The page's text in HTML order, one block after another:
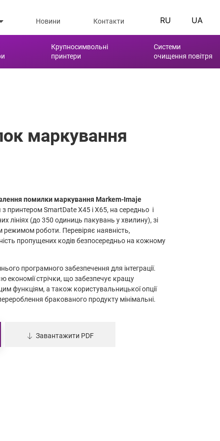
Новини Контакти RU UA
Крупносимвольні
принтери
Системи
очищення повітря
маркування
помилки маркування Markem-Imaje
принтером SmartDate X45 і X65, на середньо і
лініях (до 350 одиниць пакувань у хвилину), зі
режимом роботи. Перевіряє наявність,
пропущених кодів безпосередньо на кожному
програмного забезпечення для інтеграції.
економії стрічки, що забезпечує кращу
функціям, а також користувальницької опції
бракованого продукту мінімальні.
Завантажити PDF